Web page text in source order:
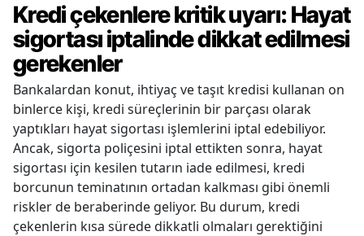
Kredi çekenlere kritik uyarı: Hayat
sigortası iptalinde dikkat edilmesi
gerekenler
Bankalardan konut, ihtiyaç ve taşıt kredisi kullanan on
binlerce kişi, kredi süreçlerinin bir parçası olarak
yaptıkları hayat sigortası işlemlerini iptal edebiliyor.
Ancak, sigorta poliçesini iptal ettikten sonra, hayat
sigortası için kesilen tutarın iade edilmesi, kredi
borcunun teminatının ortadan kalkması gibi önemli
riskler de beraberinde geliyor. Bu durum, kredi
çekenlerin kısa sürede dikkatli olmaları gerektiğini